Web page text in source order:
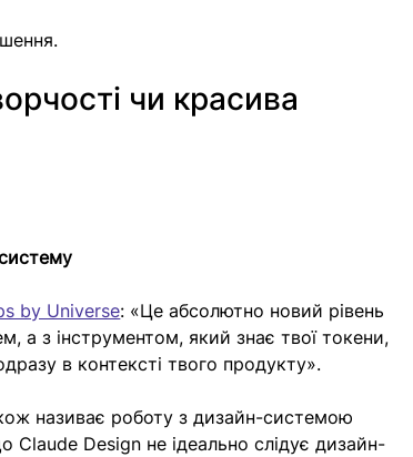
чи красива
by Universe: «Це абсолютно новий рівень
а з інструментом, який знає твої токени,
в контексті твого продукту».
називає роботу з дизайн-системою
Design не ідеально слідує дизайн-